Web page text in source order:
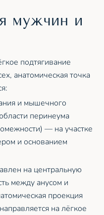
мужчин и
подтягивание
анатомическая точка
и мышечного
перинеума
— на участке
и основанием
на центральную
между анусом и
проекция
на лёгкое